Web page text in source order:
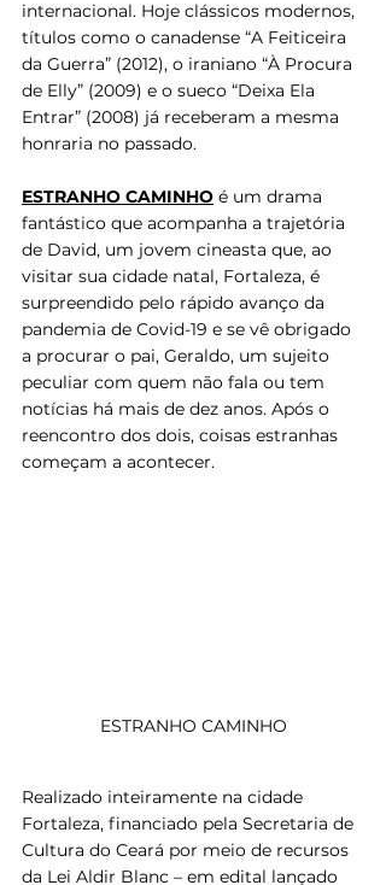
internacional. Hoje clássicos modernos,
títulos como o canadense “A Feiticeira
da Guerra” (2012), o iraniano “À Procura
de Elly” (2009) e o sueco “Deixa Ela
Entrar” (2008) já receberam a mesma
honraria no passado.
ESTRANHO CAMINHO é um drama
fantástico que acompanha a trajetória
de David, um jovem cineasta que, ao
visitar sua cidade natal, Fortaleza, é
surpreendido pelo rápido avanço da
pandemia de Covid-19 e se vê obrigado
a procurar o pai, Geraldo, um sujeito
peculiar com quem não fala ou tem
notícias há mais de dez anos. Após o
reencontro dos dois, coisas estranhas
começam a acontecer.
ESTRANHO CAMINHO
Realizado inteiramente na cidade
Fortaleza, financiado pela Secretaria de
Cultura do Ceará por meio de recursos
da Lei Aldir Blanc – em edital lançado